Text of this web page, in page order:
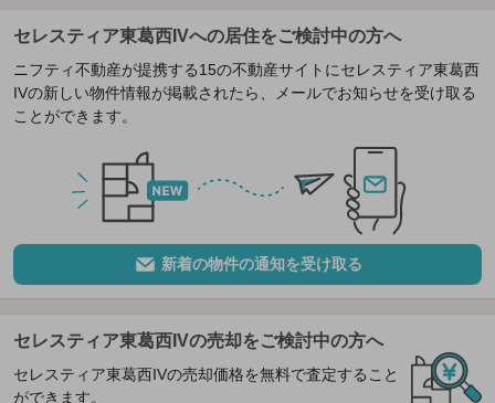
セレスティア東葛西IVへの居住をご検討中の方へ
ニフティ不動産が提携する15の不動産サイトにセレスティア東葛西
IVの新しい物件情報が掲載されたら、メールでお知らせを受け取る
ことができます。
新着の物件の通知を受け取る
セレスティア東葛西IVの売却をご検討中の方へ
セレスティア東葛西IVの売却価格を無料で査定すること
ができます。